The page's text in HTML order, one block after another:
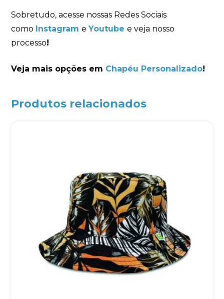
Sobretudo, acesse nossas Redes Sociais
como Instagram eYoutube e veja nosso
processo!
Veja mais opções em Chapéu Personalizado!
Produtos relacionados